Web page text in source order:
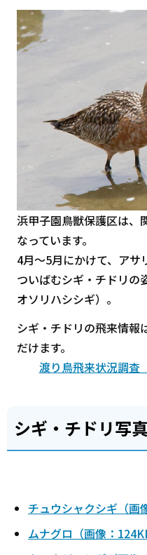
浜甲子園鳥獣保護区は、
なっています。
4月～5月にかけて、アサ
ついばむシギ・チドリの
オソリハシシギ）。
シギ・チドリの飛来情報
だけます。
渡り鳥飛来状況調査
シギ・チドリ写真
チュウシャクシギ（画
ムナグロ（画像：